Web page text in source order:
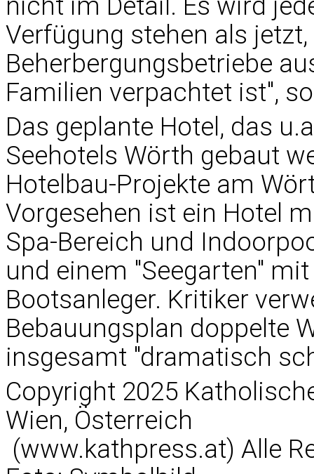
Verfügung stehen als
Beherbergungsbetriebe
Familien verpachtet ist",
Das geplante Hotel, das
Seehotels Wörth gebaut
Hotelbau-Projekte am
Vorgesehen ist ein Hotel
Spa-Bereich und
und einem "Seegarten"
Bootsanleger. Kritiker
Bebauungsplan doppelte
insgesamt "dramatisch
Copyright 2025
Wien, Österreich
(www.kathpress.at) Alle